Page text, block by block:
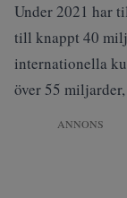
Under 2021 har
till knappt 40
internationella
över 55
ANNONS